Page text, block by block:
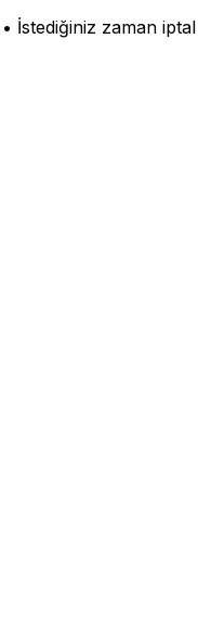
İstediğiniz zaman iptal